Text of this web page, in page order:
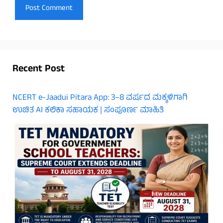
Recent Post
NCERT e-Jaadui Pitara App: 3–8 ವರ್ಷದ ಮಕ್ಕಳಿಗಾಗಿ
ಉಚಿತ AI ಕಲಿಕಾ ಸಹಾಯಕ | ಸಂಪೂರ್ಣ ಮಾಹಿತಿ